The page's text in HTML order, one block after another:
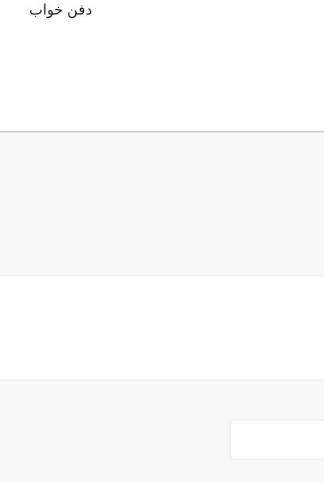
دفن خواب